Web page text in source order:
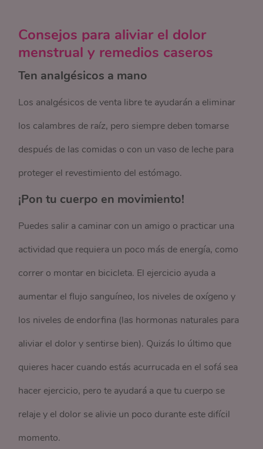
Consejos para aliviar el dolor
menstrual y remedios caseros
Ten analgésicos a mano
Los analgésicos de venta libre te ayudarán a eliminar
los calambres de raíz, pero siempre deben tomarse
después de las comidas o con un vaso de leche para
proteger el revestimiento del estómago.
¡Pon tu cuerpo en movimiento!
Puedes salir a caminar con un amigo o practicar una
actividad que requiera un poco más de energía, como
correr o montar en bicicleta. El ejercicio ayuda a
aumentar el flujo sanguíneo, los niveles de oxígeno y
los niveles de endorfina (las hormonas naturales para
aliviar el dolor y sentirse bien). Quizás lo último que
quieres hacer cuando estás acurrucada en el sofá sea
hacer ejercicio, pero te ayudará a que tu cuerpo se
relaje y el dolor se alivie un poco durante este difícil
momento.